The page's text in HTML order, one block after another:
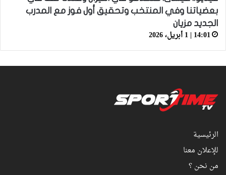
بعضياتنا وفي المنتخب وتحقيق أول فوز مع المدرب
الجديد مزيان
14:01 | 1 أبريل، 2026
الرئيسية
للإعلان معنا
من نحن ؟